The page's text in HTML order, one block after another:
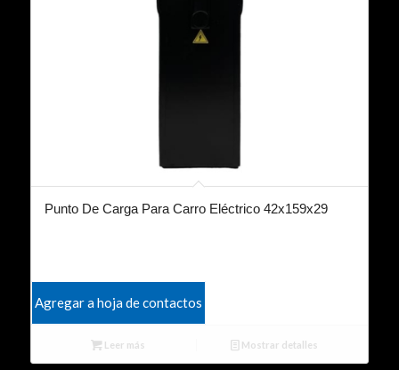
Punto De Carga Para Carro Eléctrico 42x159x29
Agregar a hoja de contactos
Leer más Mostrar detalles